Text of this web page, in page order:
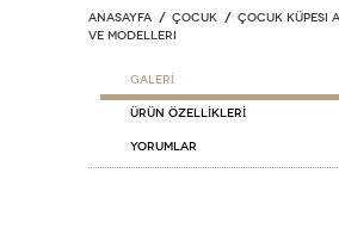
Anasayfa ÇOCUK
Çocuk Küpesi
ve Modelleri
GALERİ
ÜRÜN ÖZELLİKLERİ
Yorumlar